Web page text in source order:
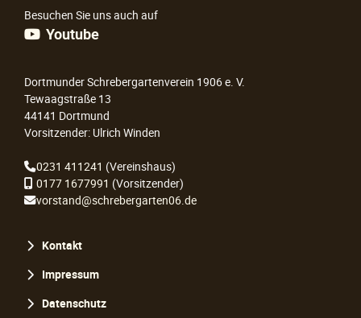
Besuchen Sie uns auch auf
Youtube
Dortmunder Schrebergartenverein 1906 e. V.
Tewaagstraße 13
44141 Dortmund
Vorsitzender: Ulrich Winden
0231 411241 (Vereinshaus)
0177 1677991 (Vorsitzender)
vorstand@schrebergarten06.de
überspringen
Kontakt
Impressum
Datenschutz